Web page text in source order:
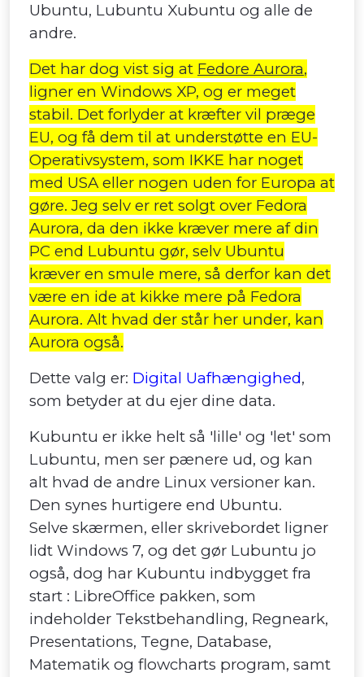
Ubuntu, Lubuntu Xubuntu og alle de
andre.
Det har dog vist sig at Fedore Aurora,
ligner en Windows XP, og er meget
stabil. Det forlyder at kræfter vil præge
EU, og få dem til at understøtte en EU-
Operativsystem, som IKKE har noget
med USA eller nogen uden for Europa at
gøre. Jeg selv er ret solgt over Fedora
Aurora, da den ikke kræver mere af din
PC end Lubuntu gør, selv Ubuntu
kræver en smule mere, så derfor kan det
være en ide at kikke mere på Fedora
Aurora. Alt hvad der står her under, kan
Aurora også.
Dette valg er: Digital Uafhængighed,
som betyder at du ejer dine data.
Kubuntu er ikke helt så 'lille' og 'let' som
Lubuntu, men ser pænere ud, og kan
alt hvad de andre Linux versioner kan.
Den synes hurtigere end Ubuntu.
Selve skærmen, eller skrivebordet ligner
lidt Windows 7, og det gør Lubuntu jo
også, dog har Kubuntu indbygget fra
start : LibreOffice pakken, som
indeholder Tekstbehandling, Regneark,
Presentations, Tegne, Database,
Matematik og flowcharts program, samt